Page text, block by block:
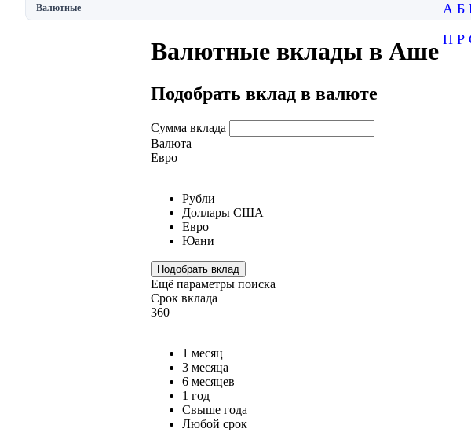
А Б
П Р
Валютные
Валютные вклады в Аше
Подобрать вклад в валюте
Сумма вклада
Валюта
Евро
Рубли
Доллары США
Евро
Юани
Подобрать вклад
Ещё параметры поиска
Срок вклада
360
1 месяц
3 месяца
6 месяцев
1 год
Свыше года
Любой срок